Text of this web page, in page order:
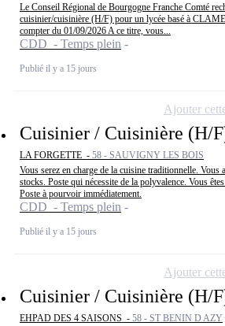
Le Conseil Régional de Bourgogne Franche Comté
cuisinier/cuisinière (H/F) pour un lycée basé à
compter du 01/09/2026 A ce titre, vous...
CDD - Temps plein
Publié il y a 15 jours
Cuisinier / Cuisinière (H/
LA FORGETTE - 58 - SAUVIGNY LES BOIS
Vous serez en charge de la cuisine traditionnelle. Vous
stocks. Poste qui nécessite de la polyvalence. Vous
Poste à pourvoir immédiatement.
CDD - Temps plein
Publié il y a 15 jours
Ajouter
Cuisinier / Cuisinière (H/
EHPAD DES 4 SAISONS - 58 - ST BENIN D AZY
Ajouter